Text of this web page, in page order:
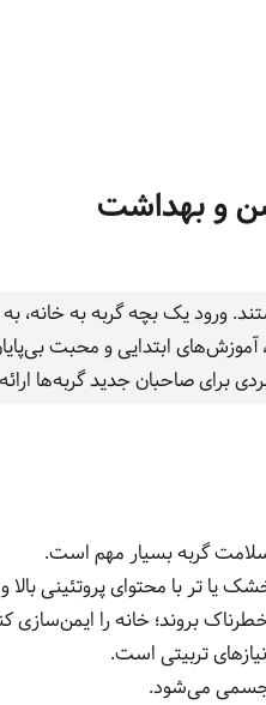
و بهداشت
ورود یک بچه گربه به خانه،
ابتدایی و محبت
برای صاحبان جدید گربه‌ها
سلامت گربه بسیار مهم است.
یا تر با محتوای پروتئینی
بروند؛ خانه را ایمن‌سازی
تربیتی است.
جسمی می‌شود.